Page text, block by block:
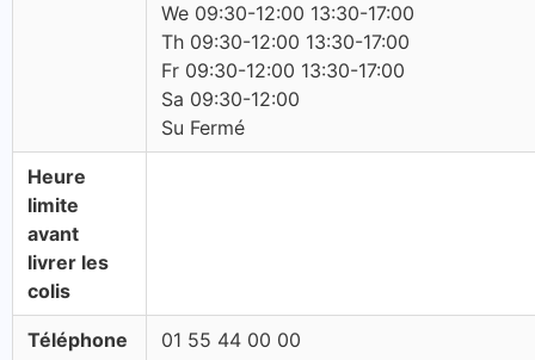
We 09:30-12:00 13:30-17:00
Th 09:30-12:00 13:30-17:00
Fr 09:30-12:00 13:30-17:00
Sa 09:30-12:00
Su Fermé
Heure
limite
avant
livrer les
colis
Téléphone 01 55 44 00 00